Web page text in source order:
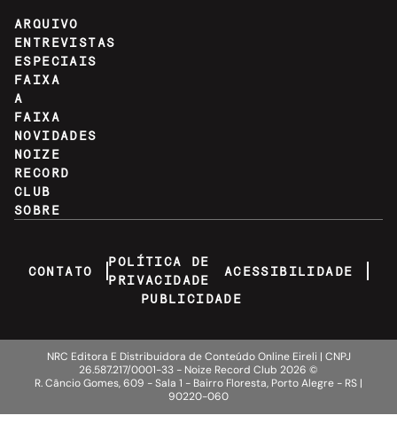
ARQUIVO
ENTREVISTAS
ESPECIAIS
FAIXA
A
FAIXA
NOVIDADES
NOIZE
RECORD
CLUB
SOBRE
CONTATO
POLÍTICA DE
PRIVACIDADE
ACESSIBILIDADE
PUBLICIDADE
NRC Editora E Distribuidora de Conteúdo Online Eireli | CNPJ
26.587.217/0001-33 - Noize Record Club 2026 ©
R. Câncio Gomes, 609 - Sala 1 - Bairro Floresta, Porto Alegre - RS |
90220-060